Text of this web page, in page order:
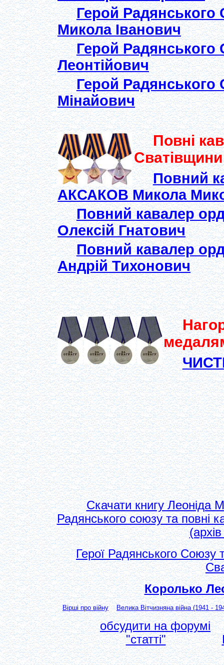
Герой
Микола Іванович
Герой
Леонтійович
Герой
Мінайович
Повні
Повний
АКСАКОВ Микола
Повний кавалер
Олексій Гнатович
Повний кавалер
Андрій Тихонович
Скачати книгу Леоніда
Радянського союзу та повні
Герої Радянського Союзу
Королько
Вірші про війну Велика Вітчизняна війна (1941 -
обсудити на форумі
"статті"